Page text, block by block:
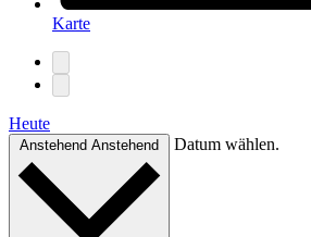
Karte
Heute
Anstehend Anstehend Datum wählen.